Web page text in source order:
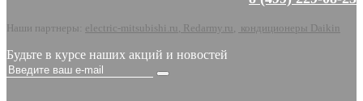
Наши партнеры: electric-mitsubishi.ru Redarmy.ru кондиционеры Daikin
Будьте в курсе наших акций и новостей